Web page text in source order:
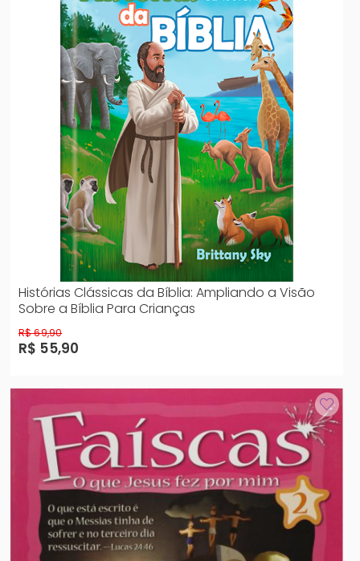
Histórias Clássicas da Bíblia: Ampliando a Visão
Sobre a Bíblia Para Crianças
R$ 69,90
R$ 55,90